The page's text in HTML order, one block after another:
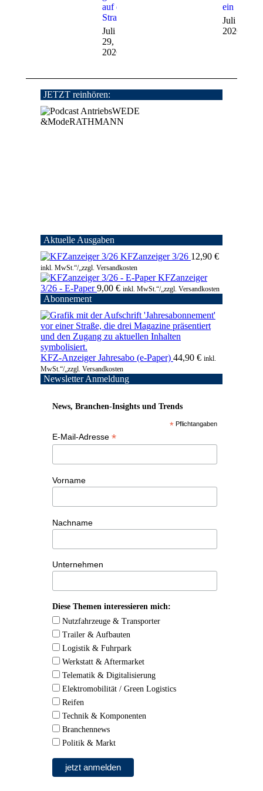
auf die
Straße
Juli
29,
2026
ein
Juli 28,
2026
JETZT reinhören:
Aktuelle Ausgaben
KFZanzeiger 3/26 12,90 €
inkl. MwSt.“/„zzgl. Versandkosten
KFZanzeiger
3/26 - E-Paper 9,00 € inkl. MwSt.“/„zzgl. Versandkosten
Abonnement
KFZ-Anzeiger Jahresabo (e-Paper) 44,90 € inkl.
MwSt.“/„zzgl. Versandkosten
Newsletter Anmeldung
News, Branchen-Insights und Trends
* Pflichtangaben
E-Mail-Adresse *
Vorname
Nachname
Unternehmen
Diese Themen interessieren mich:
Nutzfahrzeuge & Transporter
Trailer & Aufbauten
Logistik & Fuhrpark
Werkstatt & Aftermarket
Telematik & Digitalisierung
Elektromobilität / Green Logistics
Reifen
Technik & Komponenten
Branchennews
Politik & Markt